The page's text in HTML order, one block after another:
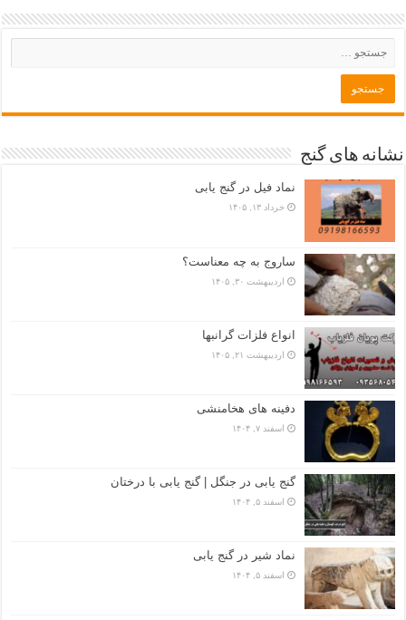
نشانه های گنج
نماد فیل در گنج یابی
خرداد ۱۳, ۱۴۰۵
ساروج به چه معناست؟
اردیبهشت ۳۰, ۱۴۰۵
انواع فلزات گرانبها
اردیبهشت ۲۱, ۱۴۰۵
دفینه های هخامنشی
اسفند ۷, ۱۴۰۴
گنج یابی در جنگل | گنج یابی با درختان
اسفند ۵, ۱۴۰۴
نماد شیر در گنج یابی
اسفند ۵, ۱۴۰۴